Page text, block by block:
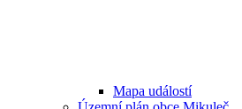
Mapa událostí